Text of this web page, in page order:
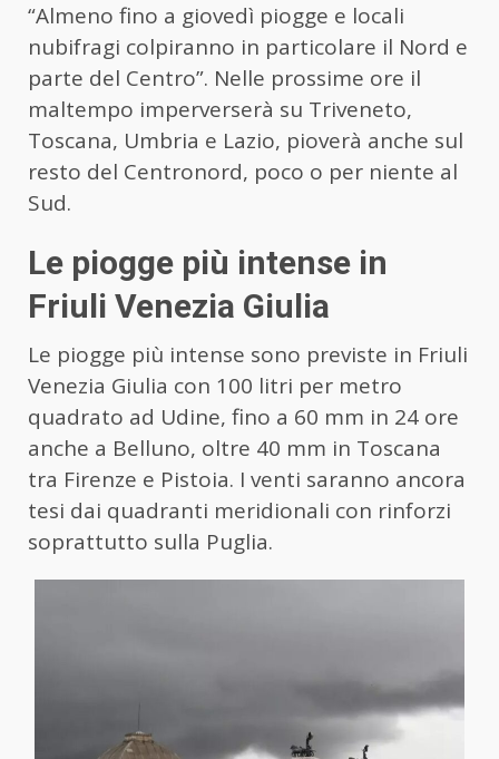
“Almeno fino a giovedì piogge e locali
nubifragi colpiranno in particolare il Nord e
parte del Centro”. Nelle prossime ore il
maltempo imperverserà su Triveneto,
Toscana, Umbria e Lazio, pioverà anche sul
resto del Centronord, poco o per niente al
Sud.
Le piogge più intense in
Friuli Venezia Giulia
Le piogge più intense sono previste in Friuli
Venezia Giulia con 100 litri per metro
quadrato ad Udine, fino a 60 mm in 24 ore
anche a Belluno, oltre 40 mm in Toscana
tra Firenze e Pistoia. I venti saranno ancora
tesi dai quadranti meridionali con rinforzi
soprattutto sulla Puglia.